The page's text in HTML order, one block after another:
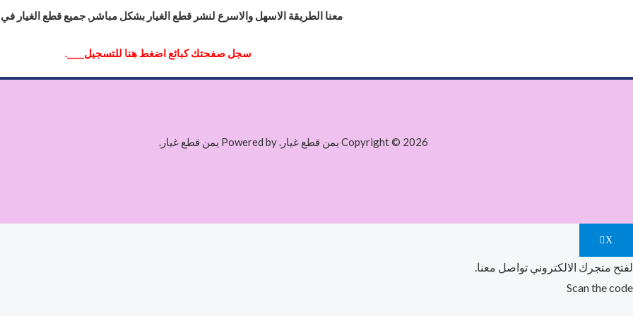
معنا الطريقة الاسهل والاسرع لنشر قطع الغيار بشكل مباشر, جميع قطع الغيار
سجل صفحتك كبائع اضغط هنا للتسجيل____.
Copyright © 2026 يمن قطع غيار. Powered by يمن قطع غيار.
X
لفتح متجرك الالكتروني تواصل معنا.
Scan the code